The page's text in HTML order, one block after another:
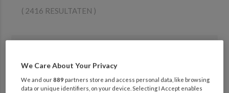
( 2416 RESULTATEN )
5 AUGUSTUS 2026 GROENE KINDEROPVANG
We Care About Your Privacy
We and our889 partners store and access personal data, like browsing
data or unique identifiers, on your device. Selecting I Accept enables